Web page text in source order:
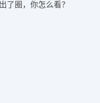
了圈，你怎么看？